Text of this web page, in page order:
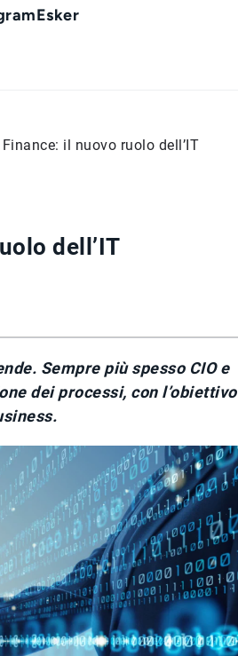
Esker
il nuovo ruolo dell’IT
dell’IT
Sempre più spesso CIO e
dei processi, con l’obiettivo